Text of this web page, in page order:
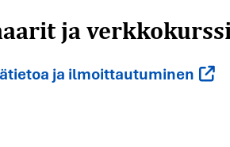
ja
ja ilmoittautuminen